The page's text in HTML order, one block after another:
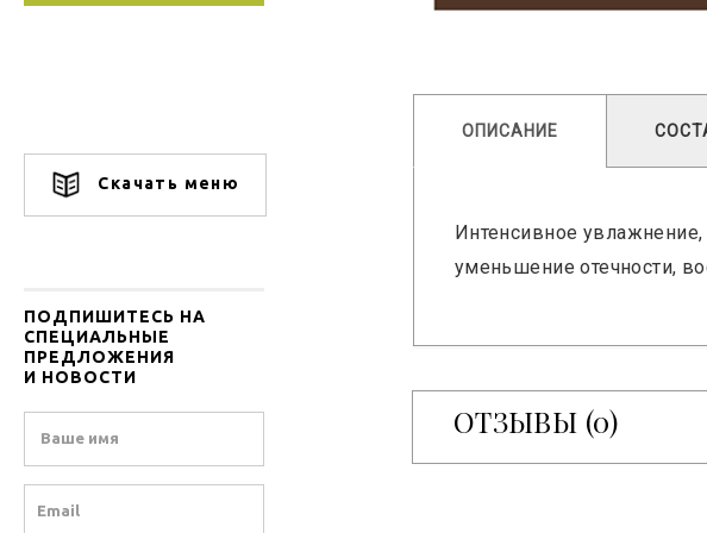
Скачать меню
ПОДПИШИТЕСЬ НА
СПЕЦИАЛЬНЫЕ
ПРЕДЛОЖЕНИЯ
И НОВОСТИ
ОПИСАНИЕ
Интенсивное
уменьшение отечности,
ОТЗЫВЫ (0)